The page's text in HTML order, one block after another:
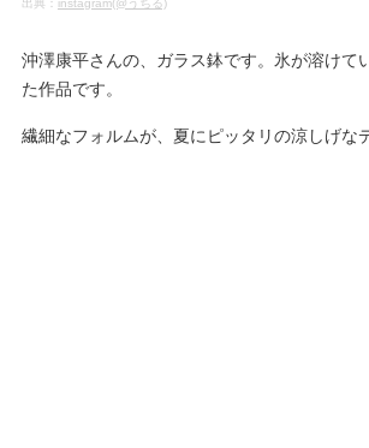
出典： instagram(@うちる)
沖澤康平さんの、ガラス鉢です。氷が溶けて
た作品です。
繊細なフォルムが、夏にピッタリの涼しげな